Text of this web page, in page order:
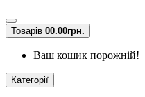
Товарів 00.00грн.
Ваш кошик порожній!
Категорії